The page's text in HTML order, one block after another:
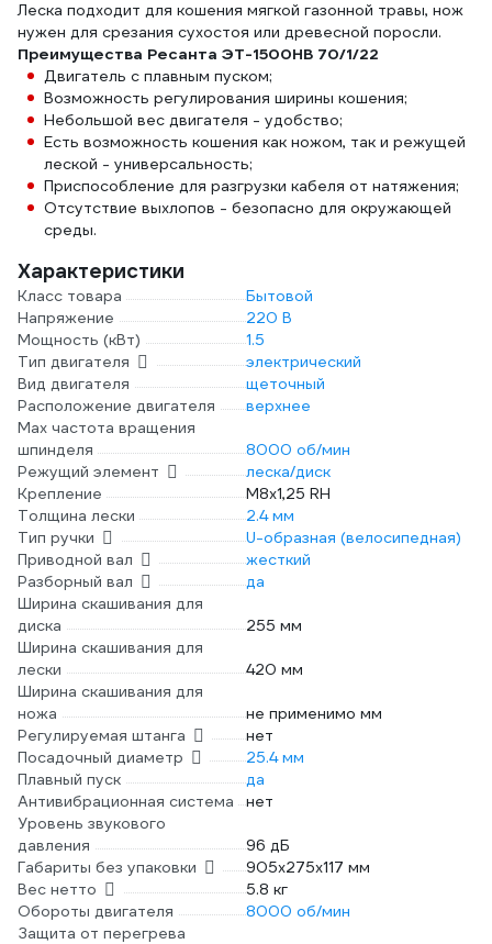
Леска подходит для кошения мягкой газонной травы, нож
нужен для срезания сухостоя или древесной поросли.
Преимущества Ресанта ЭТ-1500НВ 70/1/22
Двигатель с плавным пуском;
Возможность регулирования ширины кошения;
Небольшой вес двигателя - удобство;
Есть возможность кошения как ножом, так и режущей
леской - универсальность;
Приспособление для разгрузки кабеля от натяжения;
Отсутствие выхлопов - безопасно для окружающей
среды.
Характеристики
Класс товара
Бытовой
Напряжение
220 В
Мощность (кВт)
1.5
Тип двигателя
электрический
Вид двигателя
щеточный
Расположение двигателя
верхнее
Max частота вращения
шпинделя
8000 об/мин
Режущий элемент
леска/диск
Крепление
М8х1,25 RH
Толщина лески
2.4 мм
Тип ручки
U-образная (велосипедная)
Приводной вал
жесткий
Разборный вал
да
Ширина скашивания для
диска
255 мм
Ширина скашивания для
лески
420 мм
Ширина скашивания для
ножа
не применимо мм
Регулируемая штанга
нет
Посадочный диаметр
25.4 мм
Плавный пуск
да
Антивибрационная система
нет
Уровень звукового
давления
96 дБ
Габариты без упаковки
905x275x117 мм
Вес нетто
5.8 кг
Обороты двигателя
8000 об/мин
Защита от перегрева